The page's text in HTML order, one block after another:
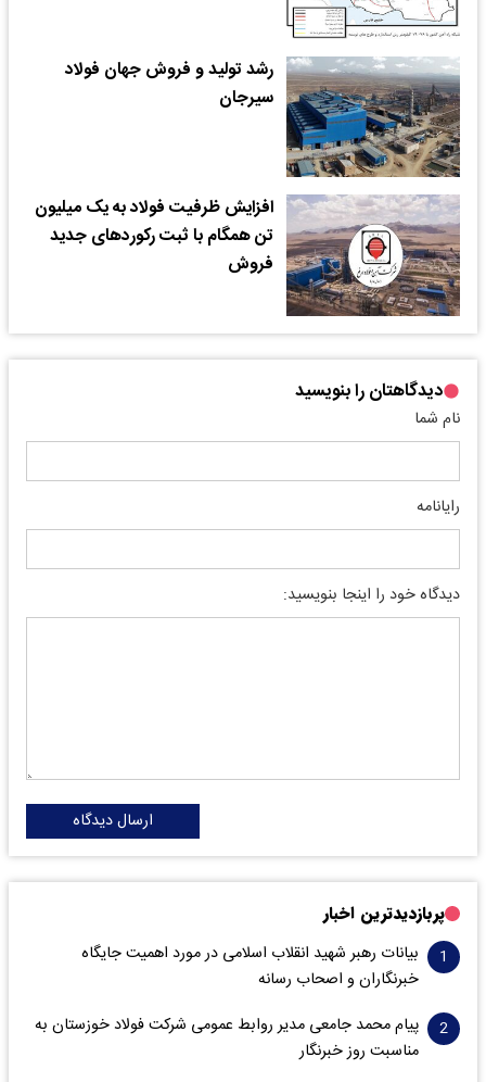
رشد تولید و فروش جهان فولاد
سیرجان
افزایش ظرفیت فولاد به یک میلیون
تن همگام با ثبت رکوردهای جدید
فروش
دیدگاهتان را بنویسید
نام شما
رایانامه
دیدگاه خود را اینجا بنویسید:
ارسال دیدگاه
پربازدیدترین اخبار
بیانات رهبر شهید انقلاب اسلامی در مورد اهمیت جایگاه
خبرنگاران و اصحاب رسانه
پیام محمد جامعی مدیر روابط عمومی شرکت فولاد خوزستان به
مناسبت روز خبرنگار